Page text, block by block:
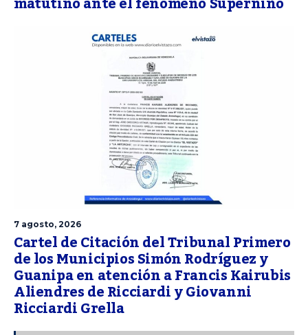
7 agosto, 2026
Cartel de Citación del Tribunal Primero
de los Municipios Simón Rodríguez y
Guanipa en atención a Francis Kairubis
Aliendres de Ricciardi y Giovanni
Ricciardi Grella